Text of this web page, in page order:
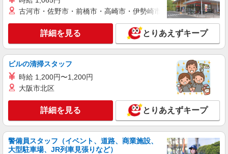
ライフ川崎大島店 神奈川県川崎市川崎区大島
キープ 詳細を見る
パート
ライフ川崎大島店（店舗コード624）
時給1,255円 日曜・祝日は+100円
ライフ川崎大島店 神奈川県川崎市川崎区大島
4-3-1
キープ 詳細を見る
古河市・佐野市・前橋市・高崎市・伊勢崎市・太田市・館林市
詳細を見る とりあえずキープ
ビルの清掃スタッフ
時給 1,200円〜1,200円
大阪市北区
詳細を見る とりあえずキープ
警備員スタッフ（イベント、道路、商業施設、
大型駐車場、JR列車見張りなど）